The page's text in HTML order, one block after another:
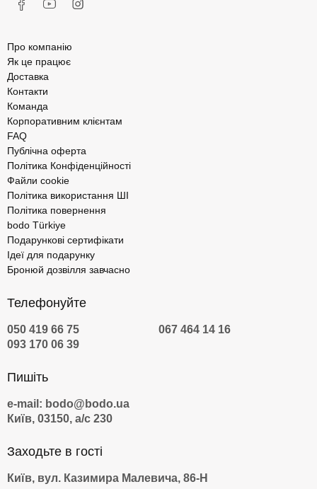
Про компанію
Як це працює
Доставка
Контакти
Команда
Корпоративним клієнтам
FAQ
Публічна оферта
Політика Конфіденційності
Файли cookie
Політика використання ШІ
Політика повернення
bodo Türkiye
Подарункові сертифікати
Ідеї для подарунку
Бронюй дозвілля завчасно
Телефонуйте
050 419 66 75
067 464 14 16
093 170 06 39
Пишіть
e-mail: bodo@bodo.ua
Київ, 03150, а/с 230
Заходьте в гості
Київ, вул. Казимира Малевича, 86-Н